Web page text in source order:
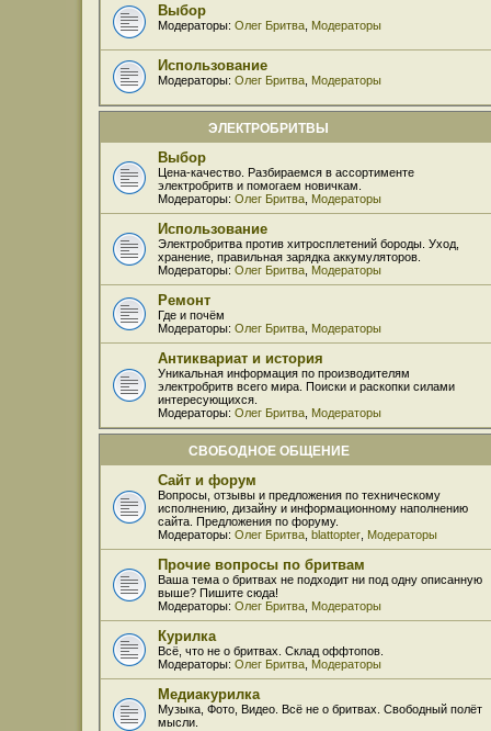
Выбор
Модераторы: Олег Бритва Модераторы
Использование
Модераторы: Олег Бритва Модераторы
ЭЛЕКТРОБРИТВЫ
Выбор
Цена-качество. Разбираемся в ассортименте
электробритв и помогаем новичкам.
Модераторы: Олег Бритва Модераторы
Использование
Электробритва против хитросплетений бороды. Уход,
хранение, правильная зарядка аккумуляторов.
Модераторы: Олег Бритва Модераторы
Ремонт
Где и почём
Модераторы: Олег Бритва Модераторы
Антиквариат и история
Уникальная информация по производителям
электробритв всего мира. Поиски и раскопки силами
интересующихся.
Модераторы: Олег Бритва Модераторы
СВОБОДНОЕ ОБЩЕНИЕ
Сайт и форум
Вопросы, отзывы и предложения по техническому
исполнению, дизайну и информационному наполнению
сайта. Предложения по форуму.
Модераторы: Олег Бритва blattopter Модераторы
Прочие вопросы по бритвам
Ваша тема о бритвах не подходит ни под одну описанную
выше? Пишите сюда!
Модераторы: Олег Бритва Модераторы
Курилка
Всё, что не о бритвах. Склад оффтопов.
Модераторы: Олег Бритва Модераторы
Медиакурилка
Музыка, Фото, Видео. Всё не о бритвах. Свободный полёт
мысли.